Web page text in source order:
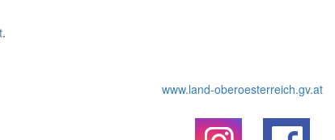
.
www.land-oberoesterreich.gv.at